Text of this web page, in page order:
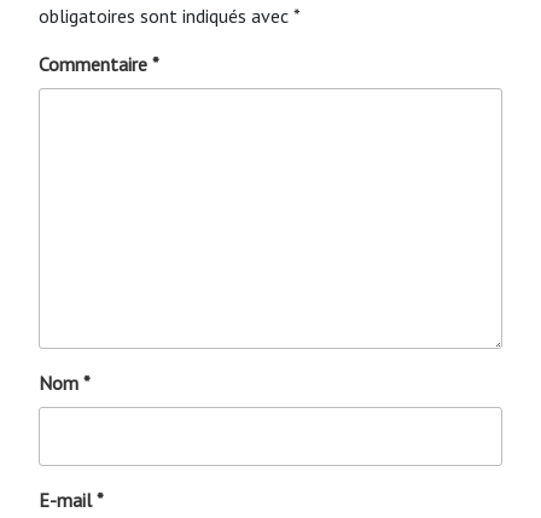
obligatoires sont indiqués avec *
Commentaire *
Nom *
E-mail*